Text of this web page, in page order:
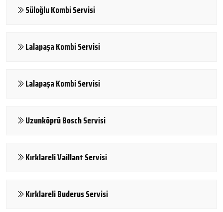
Süloğlu Kombi Servisi
Lalapaşa Kombi Servisi
Lalapaşa Kombi Servisi
Uzunköprü Bosch Servisi
Kırklareli Vaillant Servisi
Kırklareli Buderus Servisi